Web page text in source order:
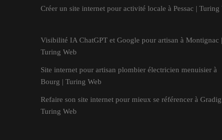
Créer un site internet pour activité locale à Pessac | Turing
Visibilité IA ChatGPT et Google pour artisan à Montignac |
Turing Web
Site internet pour artisan plombier électricien menuisier à
Bourg | Turing Web
Refaire son site internet pour mieux se référencer à
Turing Web